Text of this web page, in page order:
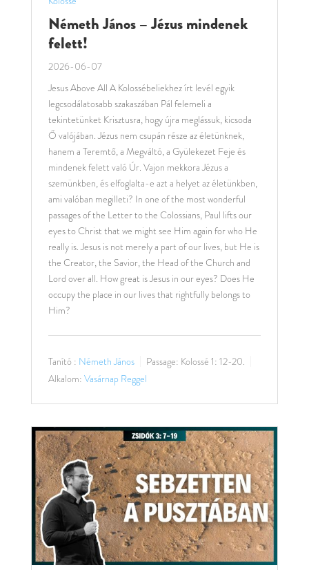
Németh János – Jézus mindenek
felett!
2026-06-07
Jesus Above All A Kolossébeliekhez írt levél egyik
legcsodálatosabb szakaszában Pál felemeli a
tekintetünket Krisztusra, hogy újra meglássuk, kicsoda
Ő valójában. Jézus nem csupán része az életünknek,
hanem a Teremtő, a Megváltó, a Gyülekezet Feje és
mindenek felett való Úr. Vajon mekkora Jézus a
szemünkben, és elfoglalta-e azt a helyet az életünkben,
ami valóban megilleti? In one of the most wonderful
passages of the Letter to the Colossians, Paul lifts our
eyes to Christ that we might see Him again for who He
really is. Jesus is not merely a part of our lives, but He is
the Creator, the Savior, the Head of the Church and
Lord over all. How great is Jesus in our eyes? Does He
occupy the place in our lives that rightfully belongs to
Him?
Tanító : Németh János Passage: Kolossé 1: 12-20.
Alkalom: Vasárnap Reggel